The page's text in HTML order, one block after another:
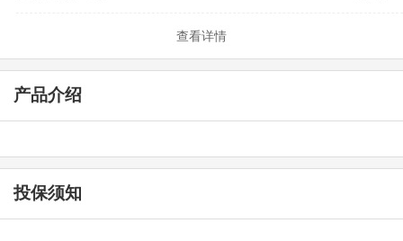
查看详情
产品介绍
投保须知